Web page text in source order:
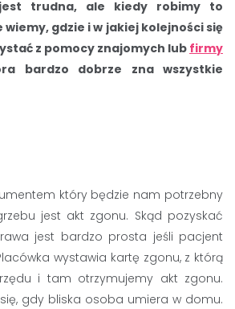
trudna, ale kiedy robimy to
gdzie i w jakiej kolejności się
z pomocy znajomych lub firmy
bardzo dobrze zna wszystkie
który będzie nam potrzebny
jest akt zgonu. Skąd pozyskać
jest bardzo prosta jeśli pacjent
wystawia kartę zgonu, z którą
i tam otrzymujemy akt zgonu.
gdy bliska osoba umiera w domu.